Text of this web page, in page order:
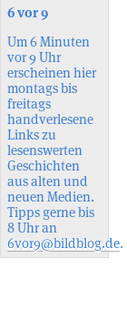
6 vor 9
Um 6 Minuten
vor 9 Uhr
erscheinen hier
montags bis
freitags
handverlesene
Links zu
lesenswerten
Geschichten
aus alten und
neuen Medien.
Tipps gerne bis
8 Uhr an
6vor9@bildblog.de.